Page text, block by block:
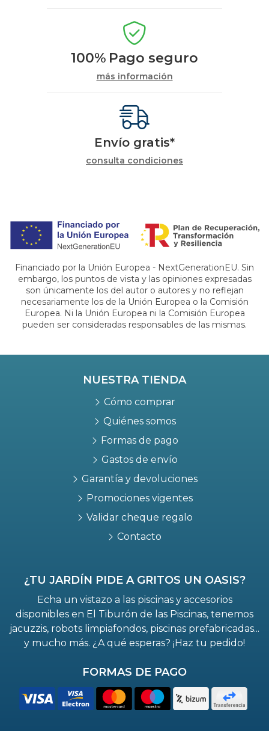
100% Pago seguro
más información
Envío gratis*
consulta condiciones
Financiado por la Unión Europea - NextGenerationEU. Sin
embargo, los puntos de vista y las opiniones expresadas
son únicamente los del autor o autores y no reflejan
necesariamente los de la Unión Europea o la Comisión
Europea. Ni la Unión Europea ni la Comisión Europea
pueden ser consideradas responsables de las mismas.
¿TU JARDÍN PIDE A GRITOS UN OASIS?
Echa un vistazo a las piscinas y accesorios
disponibles en El Tiburón de las Piscinas, tenemos
jacuzzis, robots limpiafondos, piscinas prefabricadas...
y mucho más. ¿A qué esperas? ¡Haz tu pedido!
FORMAS DE PAGO
NUESTRA TIENDA
Cómo comprar
Quiénes somos
Formas de pago
Gastos de envío
Garantía y devoluciones
Promociones vigentes
Validar cheque regalo
Contacto